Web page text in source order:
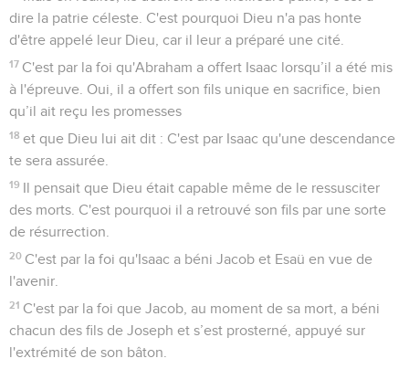
dire la patrie céleste. C'est pourquoi Dieu n'a pas honte
d'être appelé leur Dieu, car il leur a préparé une cité.
17 C'est par la foi qu'Abraham a offert Isaac lorsqu’il a été mis
à l'épreuve. Oui, il a offert son fils unique en sacrifice, bien
qu’il ait reçu les promesses
18 et que Dieu lui ait dit : C'est par Isaac qu'une descendance
te sera assurée.
19 Il pensait que Dieu était capable même de le ressusciter
des morts. C'est pourquoi il a retrouvé son fils par une sorte
de résurrection.
20 C'est par la foi qu'Isaac a béni Jacob et Esaü en vue de
l'avenir.
21 C'est par la foi que Jacob, au moment de sa mort, a béni
chacun des fils de Joseph et s’est prosterné, appuyé sur
l'extrémité de son bâton.